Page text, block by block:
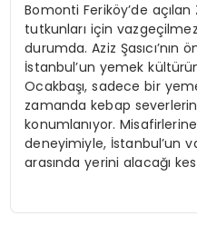
Bomonti Feriköy’de
tutkunları için
durumda. Aziz
İstanbul’un yemek
Ocakbaşı, sadece bir
zamanda kebap
konumlanıyor.
deneyimiyle, İstanbul’un
arasında yerini alacağı